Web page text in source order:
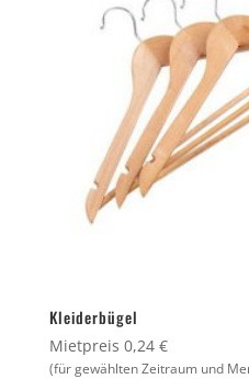
Kleiderbügel
Mietpreis 0,24 €
(für gewählten Zeitraum und